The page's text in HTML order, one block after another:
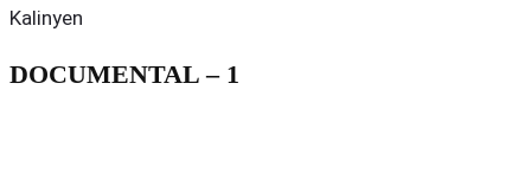
Kalinyen
DOCUMENTAL – 1